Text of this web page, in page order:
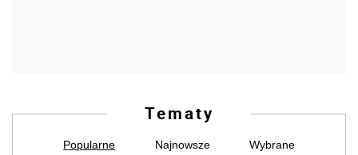
Tematy
Popularne Najnowsze Wybrane